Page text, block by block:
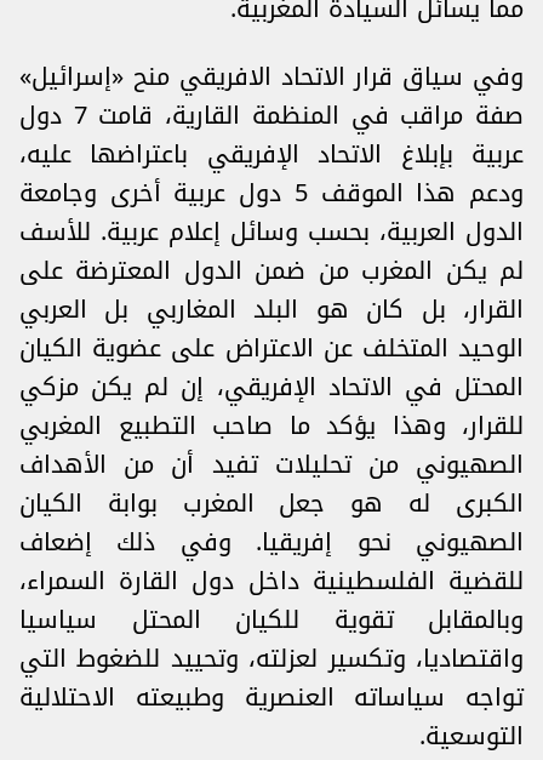
وفي سياق قرار الاتحاد الافريقي منح «إسرائيل»
صفة مراقب في المنظمة القارية، قامت 7 دول
عربية بإبلاغ الاتحاد الإفريقي باعتراضها عليه،
ودعم هذا الموقف 5 دول عربية أخرى وجامعة
الدول العربية، بحسب وسائل إعلام عربية. للأسف
لم يكن المغرب من ضمن الدول المعترضة على
القرار، بل كان هو البلد المغاربي بل العربي
الوحيد المتخلف عن الاعتراض على عضوية الكيان
المحتل في الاتحاد الإفريقي، إن لم يكن مزكي
للقرار، وهذا يؤكد ما صاحب التطبيع المغربي
الصهيوني من تحليلات تفيد أن من الأهداف
الكبرى له هو جعل المغرب بوابة الكيان
الصهيوني نحو إفريقيا. وفي ذلك إضعاف
للقضية الفلسطينية داخل دول القارة السمراء،
وبالمقابل تقوية للكيان المحتل سياسيا
واقتصاديا، وتكسير لعزلته، وتحييد للضغوط التي
تواجه سياساته العنصرية وطبيعته الاحتلالية
التوسعية.